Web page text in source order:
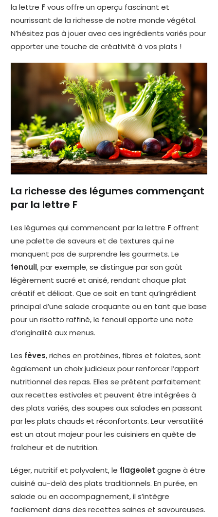
la lettre Fvous offre un aperçu fascinant et
nourrissant de la richesse de notre monde végétal.
N’hésitez pas à jouer avec ces ingrédients variés pour
apporter une touche de créativité à vos plats !
La richesse des légumes commençant
par la lettre F
Les légumes qui commencent par la lettre Foffrent
une palette de saveurs et de textures qui ne
manquent pas de surprendre les gourmets. Le
fenouil, par exemple, se distingue par son goût
légèrement sucré et anisé, rendant chaque plat
créatif et délicat. Que ce soit en tant qu’ingrédient
principal d’une salade croquante ou en tant que base
pour un risotto raffiné, le fenouil apporte une note
d’originalité aux menus.
Les fèves, riches en protéines, fibres et folates, sont
également un choix judicieux pour renforcer l’apport
nutritionnel des repas. Elles se prêtent parfaitement
aux recettes estivales et peuvent être intégrées à
des plats variés, des soupes aux salades en passant
par les plats chauds et réconfortants. Leur versatilité
est un atout majeur pour les cuisiniers en quête de
fraîcheur et de nutrition.
Léger, nutritif et polyvalent, le flageolet gagne à être
cuisiné au-delà des plats traditionnels. En purée, en
salade ou en accompagnement, il s’intègre
facilement dans des recettes saines et savoureuses.